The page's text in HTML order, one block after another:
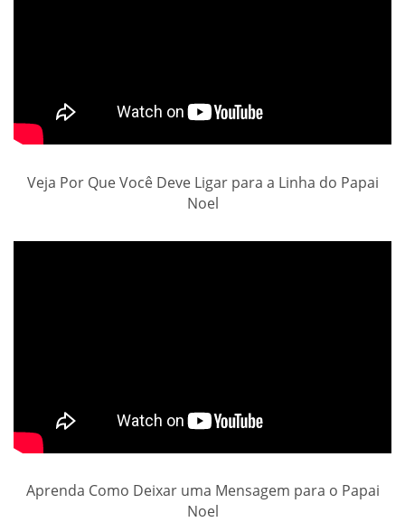
Veja Por Que Você Deve Ligar para a Linha do Papai
Noel
Aprenda Como Deixar uma Mensagem para o Papai
Noel